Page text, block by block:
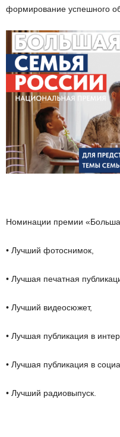
формирование успешного
Номинации премии
• Лучший фотоснимок,
• Лучшая печатная
• Лучший видеосюжет,
• Лучшая публикация в
• Лучшая публикация в
• Лучший радиовыпуск.